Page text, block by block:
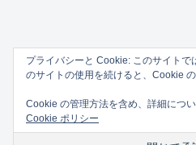
プライバシーと Cookie: このサイトで
のサイトの使用を続けると、Cookie
Cookie の管理方法を含め、詳細につ
Cookie ポリシー